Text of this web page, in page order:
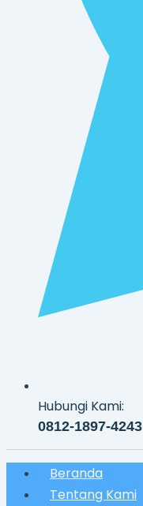
Hubungi Kami:
0812-1897-4243
Beranda
Tentang Kami